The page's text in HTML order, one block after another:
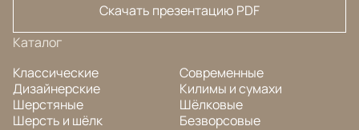
Скачать презентацию PDF
Каталог
Классические
Дизайнерские
Шерстяные
Шерсть и шёлк
Современные
Килимы и сумахи
Шёлковые
Безворсовые